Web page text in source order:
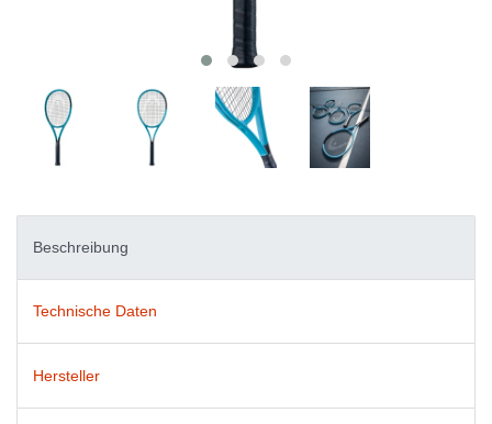
Beschreibung
Technische Daten
Hersteller